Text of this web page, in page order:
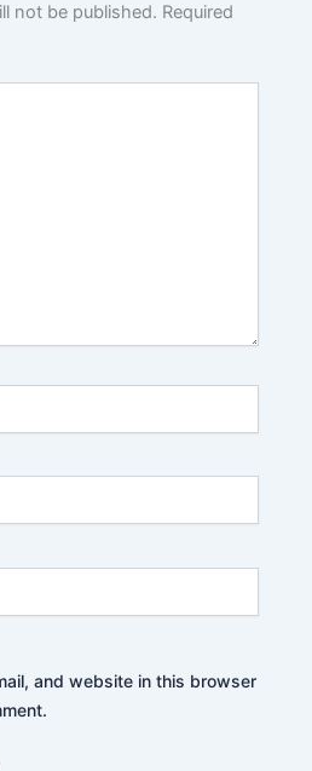
not be published. Required
and website in this browser